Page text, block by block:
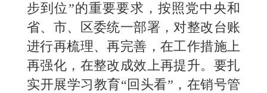
步到位”的重要要求，按照党中央和
省、市、区委统一部署，对整改台账
进行再梳理、再完善，在工作措施上
再强化，在整改成效上再提升。要扎
实开展学习教育“回头看”，在销号管